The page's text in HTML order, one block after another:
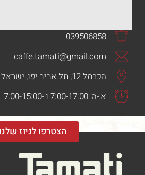
039506858
caffe.tamati@gmail.com
הכרמל 12, תל אביב יפו, ישראל
א'-ה' 7:00-17:00 ו'-7:00-15:00
הצטרפו לניוז שלנו